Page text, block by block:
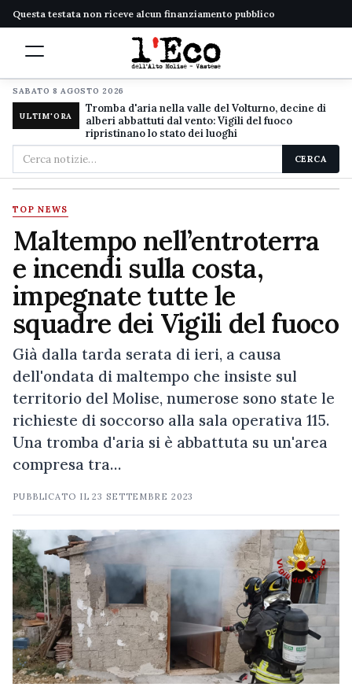
Questa testata non riceve alcun finanziamento pubblico
SABATO 8 AGOSTO 2026
ULTIM'ORA
Tromba d'aria nella valle del Volturno, decine di
alberi abbattuti dal vento: Vigili del fuoco
ripristinano lo stato dei luoghi
Cerca
nel
sito
CERCA
TOP NEWS
Maltempo nell’entroterra
e incendi sulla costa,
impegnate tutte le
squadre dei Vigili del fuoco
Già dalla tarda serata di ieri, a causa
dell'ondata di maltempo che insiste sul
territorio del Molise, numerose sono state le
richieste di soccorso alla sala operativa 115.
Una tromba d'aria si è abbattuta su un'area
compresa tra…
PUBBLICATO IL23 SETTEMBRE 2023